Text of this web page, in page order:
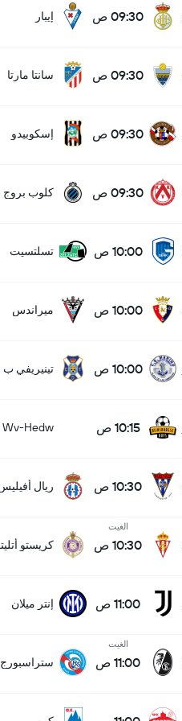
09:30 ص إيبار
09:30 ص سانتا مارتا
09:30 ص إسكوبيدو
09:30 ص كلوب
10:00 ص تسلتسيت
10:00 ص ميراندس
10:00 ص تينيريفي ب
10:15 ص Wv-Hedw
10:30 ص ريال
الغيت
10:30 ص كريستو
11:00 ص إنتر ميلان
الغيت
11:00 ص ستراسبورج